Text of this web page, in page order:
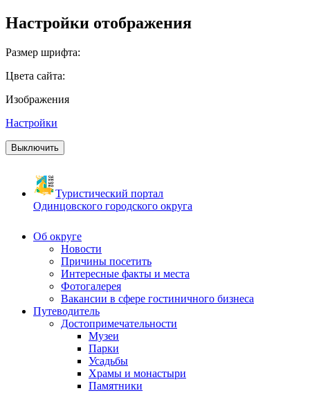
Настройки отображения
Размер шрифта:
Цвета сайта:
Изображения
Настройки
Выключить
Туристический портал
Одинцовского городского округа
Об округе
Новости
Причины посетить
Интересные факты и места
Фотогалерея
Вакансии в сфере гостиничного бизнеса
Путеводитель
Достопримечательности
Музеи
Парки
Усадьбы
Храмы и монастыри
Памятники